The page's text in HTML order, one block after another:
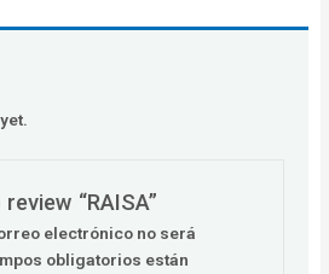
“RAISA”
electrónico no será
obligatorios están